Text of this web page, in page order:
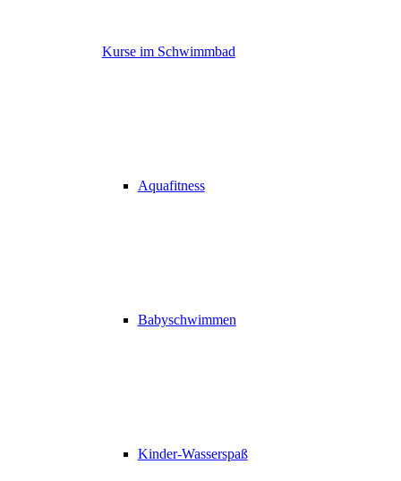
Kurse im Schwimmbad
Aquafitness
Babyschwimmen
Kinder-Wasserspaß